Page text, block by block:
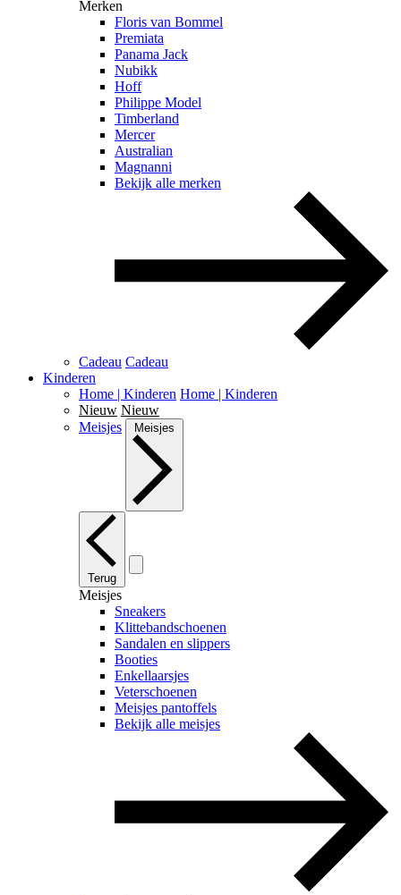
Merken
Floris van Bommel
Premiata
Panama Jack
Nubikk
Hoff
Philippe Model
Timberland
Mercer
Australian
Magnanni
Bekijk alle merken
Cadeau Cadeau
Kinderen
Home | Kinderen Home | Kinderen
Nieuw Nieuw
Meisjes
Meisjes
Terug
Meisjes
Sneakers
Klittebandschoenen
Sandalen en slippers
Booties
Enkellaarsjes
Veterschoenen
Meisjes pantoffels
Bekijk alle meisjes